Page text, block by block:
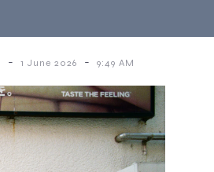
- 1 June 2026 - 9:49 AM